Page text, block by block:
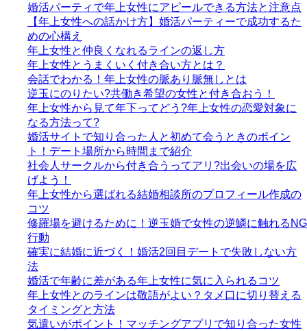
婚活パーティで年上女性にアピールできる方法と注意点
【年上女性への話かけ方】婚活パーティーで成功するた
めの心構え
年上女性と仲良くなれるラインの返し方
年上女性とうまくいく付き合い方とは？
会話でわかる！年上女性の脈あり脈無しとは
逆玉にのりたい?共働き希望の女性と付き合おう！
年上女性から見て年下ってどう?年上女性の恋愛対象に
なる方法って?
婚活サイトで知り合った人と初めて会うときのポイン
ト！デート場所から時間まで紹介
社会人サークルから付き合うってアリ?出会いの場を広
げよう！
年上女性から選ばれる結婚相談所のプロフィール作成の
コツ
修羅場を避けるために！逆玉婚で女性の逆鱗に触れるNG
行動
確実に結婚に近づく！婚活2回目デートで失敗しない方
法
婚活で年齢に差がある年上女性に気に入られるコツ
年上女性とのラインは敬語がよい？タメ口に切り替える
タイミングと方法
気遣いがポイント！マッチングアプリで知り合った女性